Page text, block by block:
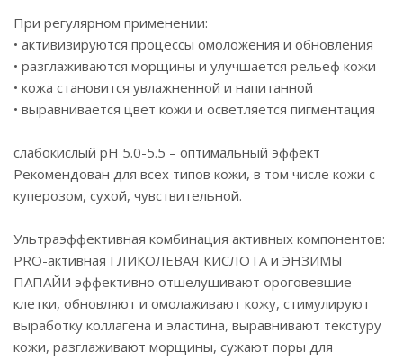
При регулярном применении:
• активизируются процессы омоложения и обновления
• разглаживаются морщины и улучшается рельеф кожи
• кожа становится увлажненной и напитанной
• выравнивается цвет кожи и осветляется пигментация
слабокислый рН 5.0-5.5 – оптимальный эффект
Рекомендован для всех типов кожи, в том числе кожи с
куперозом, сухой, чувствительной.
Ультраэффективная комбинация активных компонентов:
PRO-активная ГЛИКОЛЕВАЯ КИСЛОТА и ЭНЗИМЫ
ПАПАЙИ эффективно отшелушивают ороговевшие
клетки, обновляют и омолаживают кожу, стимулируют
выработку коллагена и эластина, выравнивают текстуру
кожи, разглаживают морщины, сужают поры для